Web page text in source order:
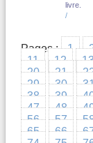
livre.
/
Pages : 1
11
12
20
21
29
30
38
39
47
48
56
57
65
66